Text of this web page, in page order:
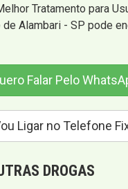
Tratamento para
Alambari - SP pode
Falar Pelo
Ligar no Telefone
DROGAS